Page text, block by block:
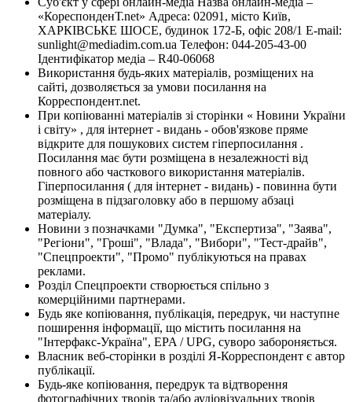
«КореспонденТ.net» Адреса: 02091, місто Київ,
ХАРКІВСЬКЕ ШОСЕ, будинок 172-Б, офіс 208/1 E-mail:
sunlight@mediadim.com.ua Телефон: 044-205-43-00
Ідентифікатор медіа – R40-06068
Використання будь-яких матеріалів, розміщених на
сайті, дозволяється за умови посилання на
Корреспондент.net.
При копіюванні матеріалів зі сторінки « Новини України
і світу» , для інтернет - видань - обов'язкове пряме
відкрите для пошукових систем гіперпосилання .
Посилання має бути розміщена в незалежності від
повного або часткового використання матеріалів.
Гіперпосилання ( для інтернет - видань) - повинна бути
розміщена в підзаголовку або в першому абзаці
матеріалу.
Новини з позначками "Думка", "Експертиза", "Заява",
"Регіони", "Гроші", "Влада", "Вибори", "Тест-драйв",
"Спецпроекти", "Промо" публікуються на правах
реклами.
Розділ Спецпроекти створюється спільно з
комерційними партнерами.
Будь яке копіювання, публікація, передрук, чи наступне
поширення інформації, що містить посилання на
"Інтерфакс-Україна", EPA / UPG, суворо забороняється.
Власник веб-сторінки в розділі Я-Корреспондент є автор
публікації.
Будь-яке копіювання, передрук та відтворення
фотографічних творів та/або аудіовізуальних творів